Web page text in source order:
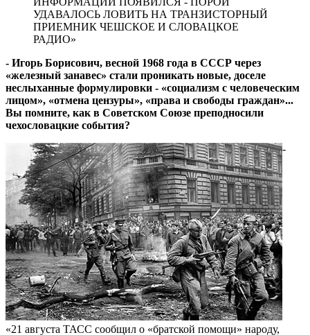
УДАВАЛОСЬ ЛОВИТЬ НА ТРАНЗИСТОРНЫЙ
ПРИЕМНИК ЧЕШСКОЕ И СЛОВАЦКОЕ
РАДИО»
- Игорь Борисович, весной 1968 года в СССР через
«железный занавес» стали проникать новые, доселе
неслыханные формулировки - «социализм с человеческим
лицом», «отмена цензуры», «права и свободы граждан»...
Вы помните, как в Советском Союзе преподносили
чехословацкие события?
«21 августа ТАСС сообщил о «братской помощи» народу,
-